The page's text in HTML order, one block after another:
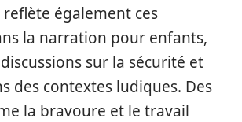
reflète également ces
la narration pour enfants,
sur la sécurité et
des contextes ludiques. Des
la bravoure et le travail